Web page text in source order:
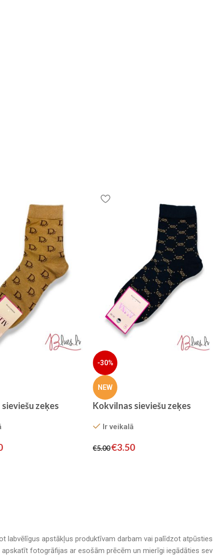
zeķes
-30%
NEW
Kokvilnas sieviešu zeķes
Ir veikalā
€5.00€3.50
labvēlīgus apstākļus produktīvam darbam vai palīdzot atpūsties
fotogrāfijas ar esošām prēcēm un mierīgi iegādāties sev